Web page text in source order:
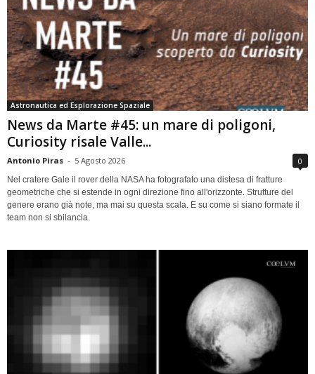
Astronautica ed Esplorazione Spaziale
News da Marte #45: un mare di poligoni,
Curiosity risale Valle...
Antonio Piras - 5 Agosto 2026 0
Nel cratere Gale il rover della NASA ha fotografato una distesa di fratture
geometriche che si estende in ogni direzione fino all'orizzonte. Strutture del
genere erano già note, ma mai su questa scala. E su come si siano formate il
team non si sbilancia.